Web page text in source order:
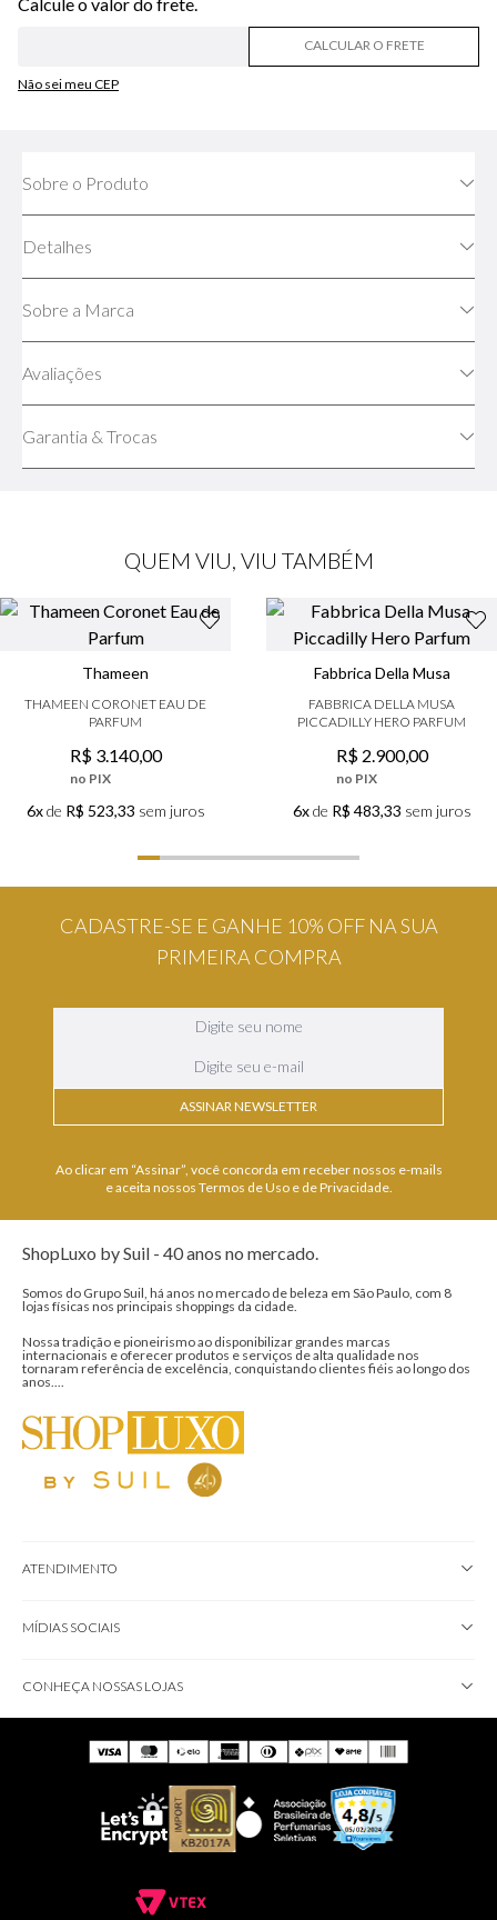
Não sei meu CEP
CALCULAR O FRETE
Sobre o Produto
Detalhes
Sobre a Marca
Avaliações
Garantia & Trocas
QUEM VIU, VIU TAMBÉM
Thameen
THAMEEN CORONET EAU DE
PARFUM
R$ 3.140,00
no PIX
6xde R$ 523,33 sem juros
Fabbrica Della Musa
FABBRICA DELLA MUSA
PICCADILLY HERO PARFUM
R$ 2.900,00
no PIX
6xde R$ 483,33 sem juros
CADASTRE-SE E GANHE 10% OFF NA SUA
PRIMEIRA COMPRA
ASSINAR NEWSLETTER
Ao clicar em “Assinar”, você concorda em receber nossos e-mails
e aceita nossos Termos de Uso e de Privacidade.
ShopLuxo by Suil - 40 anos no mercado.
Somos do Grupo Suil, há anos no mercado de beleza em São Paulo, com 8
lojas físicas nos principais shoppings da cidade.
Nossa tradição e pioneirismo ao disponibilizar grandes marcas
internacionais e oferecer produtos e serviços de alta qualidade nos
tornaram referência de excelência, conquistando clientes fiéis ao longo dos
anos....
ATENDIMENTO
MÍDIAS SOCIAIS
CONHEÇA NOSSAS LOJAS